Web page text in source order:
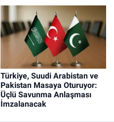
Türkiye, Suudi Arabistan ve
Pakistan Masaya Oturuyor:
Üçlü Savunma Anlaşması
İmzalanacak